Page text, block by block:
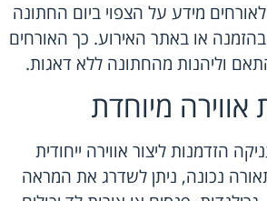
מידע על הצפוי ביום החתונה
או באתר האירוע. כך האורחים
וליהנות מהחתונה ללא דאגות.
אווירה מיוחדת
הזדמנות ליצור אווירה ייחודית
נכונה, ניתן לשדרג את המראה